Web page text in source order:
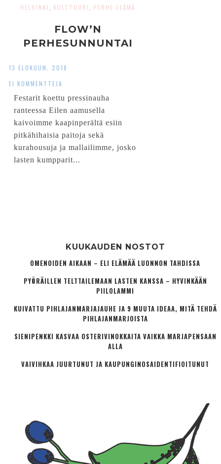
HELSINKI KULTTUURI PERHE-ELÄMÄ
FLOW’N
PERHESUNNUNTAI
13 ELOKUUN, 2018
EI KOMMENTTEJA
Festarit koettu pressinauha
ranteessa Eilen aamusella
kaivoimme kaapinperältä esiin
pitkähihaisia paitoja sekä
kurahousuja ja mallailimme, josko
lasten kumpparit...
KUUKAUDEN NOSTOT
OMENOIDEN AIKAAN – ELI ELÄMÄÄ LUONNON TAHDISSA
PYÖRÄILLEN TELTTAILEMAAN LASTEN KANSSA – HYVINKÄÄN
PIILOLAMMI
KUIVATTU PIHLAJANMARJAJAUHE JA 9 MUUTA IDEAA, MITÄ TEHDÄ
PIHLAJANMARJOISTA
SIENIPENKKI KASVAA OSTERIVINOKKAITA VAIKKA MARJAPENSAAN
ALLA
VAIVIHKAA JUURTUNUT JA KAUPUNGINOSA­IDENTIFIOITUNUT